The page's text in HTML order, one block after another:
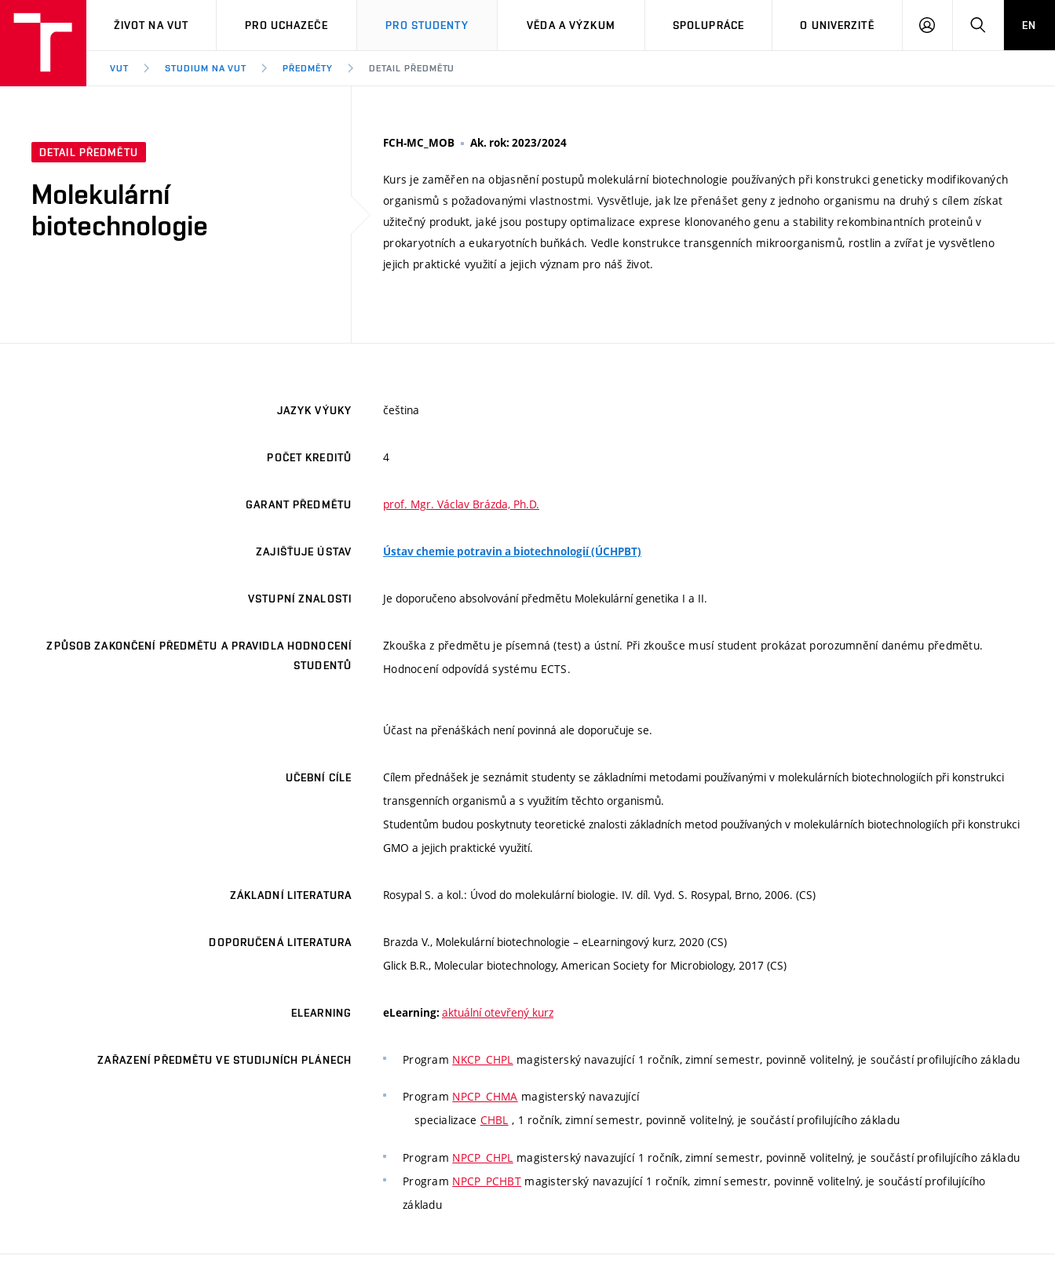
VUT
ŽIVOT NA VUT PRO UCHAZEČE PRO STUDENTY VĚDA A VÝZKUM SPOLUPRÁCE O UNIVERZITĚ
PŘIHLÁSIT HLEDATEN
VUT STUDIUM NA VUT PŘEDMĚTY DETAIL PŘEDMĚTU
DETAIL PŘEDMĚTU
Molekulární
biotechnologie
FCH-MC_MOB Ak. rok: 2023/2024
Kurs je zaměřen na objasnění postupů molekulární biotechnologie používaných při konstrukci geneticky modifikovaných
organismů s požadovanými vlastnostmi. Vysvětluje, jak lze přenášet geny z jednoho organismu na druhý s cílem získat
užitečný produkt, jaké jsou postupy optimalizace exprese klonovaného genu a stability rekombinantních proteinů v
prokaryotních a eukaryotních buňkách. Vedle konstrukce transgenních mikroorganismů, rostlin a zvířat je vysvětleno
jejich praktické využití a jejich význam pro náš život.
JAZYK VÝUKY čeština
POČET KREDITŮ 4
GARANT PŘEDMĚTU prof. Mgr. Václav Brázda, Ph.D.
ZAJIŠŤUJE ÚSTAV Ústav chemie potravin a biotechnologií (ÚCHPBT)
VSTUPNÍ ZNALOSTI Je doporučeno absolvování předmětu Molekulární genetika I a II.
ZPŮSOB ZAKONČENÍ PŘEDMĚTU A PRAVIDLA HODNOCENÍ
STUDENTŮ
Zkouška z předmětu je písemná (test) a ústní. Při zkoušce musí student prokázat porozumnění danému předmětu.
Hodnocení odpovídá systému ECTS.
Účast na přenáškách není povinná ale doporučuje se.
UČEBNÍ CÍLE
Cílem přednášek je seznámit studenty se základními metodami používanými v molekulárních biotechnologiích při konstrukci
transgenních organismů a s využitím těchto organismů.
Studentům budou poskytnuty teoretické znalosti základních metod používaných v molekulárních biotechnologiích při konstrukci
GMO a jejich praktické využití.
ZÁKLADNÍ LITERATURA Rosypal S. a kol.: Úvod do molekulární biologie. IV. díl. Vyd. S. Rosypal, Brno, 2006. (CS)
DOPORUČENÁ LITERATURA
Brazda V., Molekulární biotechnologie – eLearningový kurz, 2020 (CS)
Glick B.R., Molecular biotechnology, American Society for Microbiology, 2017 (CS)
ELEARNING eLearning: aktuální otevřený kurz
ZAŘAZENÍ PŘEDMĚTU VE STUDIJNÍCH PLÁNECH Program NKCP_CHPL magisterský navazující 1 ročník, zimní semestr, povinně volitelný, je součástí profilujícího základu
Program NPCP_CHMA magisterský navazující
specializace CHBL , 1 ročník, zimní semestr, povinně volitelný, je součástí profilujícího základu
Program NPCP_CHPL magisterský navazující 1 ročník, zimní semestr, povinně volitelný, je součástí profilujícího základu
Program NPCP_PCHBT magisterský navazující 1 ročník, zimní semestr, povinně volitelný, je součástí profilujícího
základu